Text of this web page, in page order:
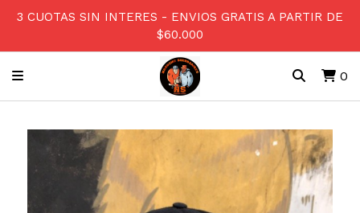
3 CUOTAS SIN INTERES - ENVIOS GRATIS A PARTIR DE
$60.000
0